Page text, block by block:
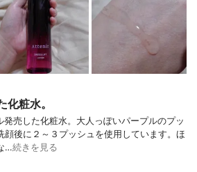
化粧水。
売した化粧水。大人っぽいパープルのプッ
顔後に２～３プッシュを使用しています。ほ
…続きを見る